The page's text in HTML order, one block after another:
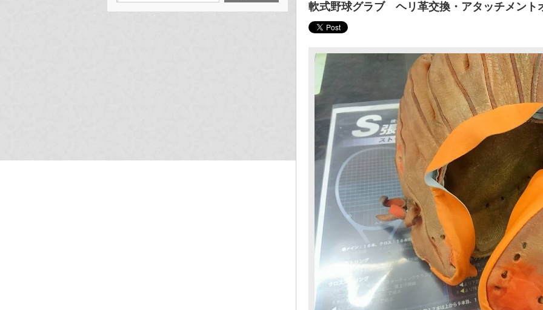
軟式野球グラブ ヘリ革交換・アタッチメント